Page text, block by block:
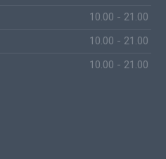
10.00 - 21.00
10.00 - 21.00
10.00 - 21.00